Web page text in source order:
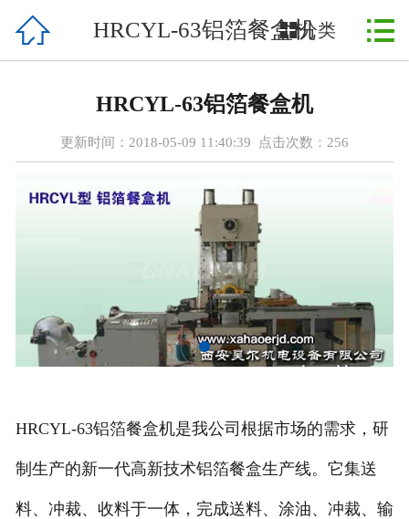
 首页
公司动态
资质荣誉
国外客户
联系我们
 HRCYL-63铝箔餐盒机
分类 
HRCYL-63铝箔餐盒机
更新时间：2018-05-09 11:40:39 点击次数： 256
HRCYL-63铝箔餐盒机是我公司根据市场的需求，研
制生产的新一代高新技术铝箔餐盒生产线。它集送
料、冲裁、收料于一体，完成送料、涂油、冲裁、输